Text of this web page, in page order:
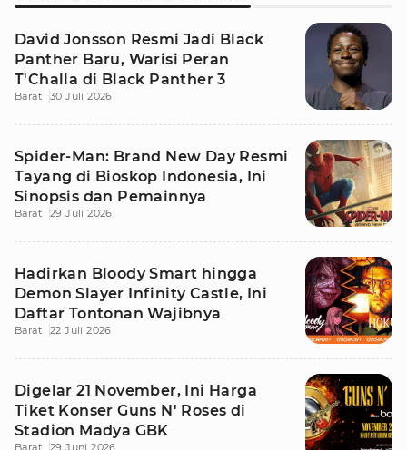
David Jonsson Resmi Jadi Black
Panther Baru, Warisi Peran
T'Challa di Black Panther 3
Barat 30 Juli 2026
Spider-Man: Brand New Day Resmi
Tayang di Bioskop Indonesia, Ini
Sinopsis dan Pemainnya
Barat 29 Juli 2026
Hadirkan Bloody Smart hingga
Demon Slayer Infinity Castle, Ini
Daftar Tontonan Wajibnya
Barat 22 Juli 2026
Digelar 21 November, Ini Harga
Tiket Konser Guns N' Roses di
Stadion Madya GBK
Barat 29 Juni 2026